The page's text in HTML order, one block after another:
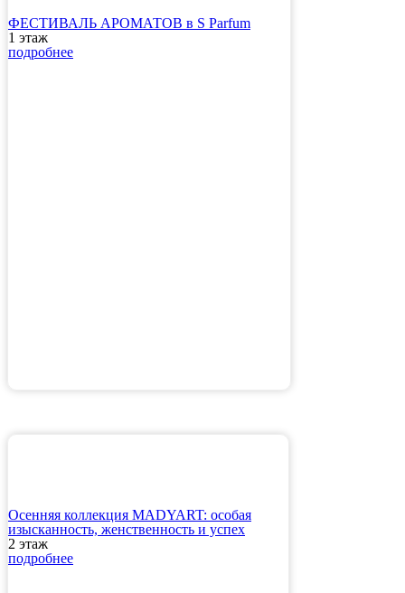
ФЕСТИВАЛЬ АРОМАТОВ в S Parfum
1 этаж
подробнее
Осенняя коллекция MADYART: особая
изысканность, женственность и успех
2 этаж
подробнее